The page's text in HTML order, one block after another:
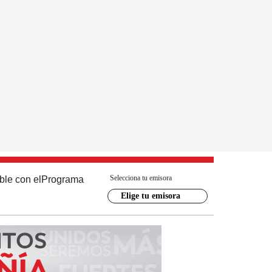
con el Programa Selecciona tu emisora
Elige tu emisora